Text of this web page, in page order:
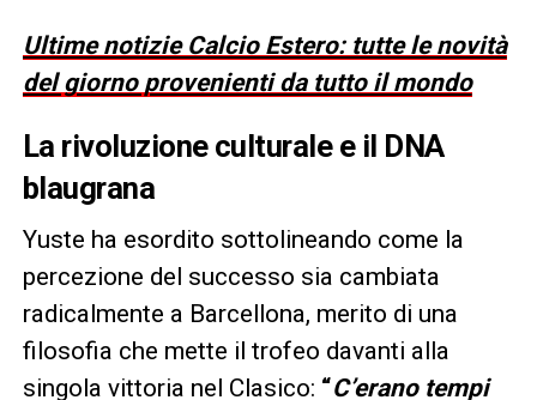
Ultime notizie Calcio Estero: tutte le novità
del giorno provenienti da tutto il mondo
La rivoluzione culturale e il DNA
blaugrana
Yuste ha esordito sottolineando come la
percezione del successo sia cambiata
radicalmente a Barcellona, merito di una
filosofia che mette il trofeo davanti alla
singola vittoria nel Clasico: “C’erano tempi